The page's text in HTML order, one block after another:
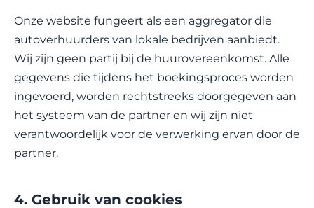
Onze website fungeert als een aggregator die
autoverhuurders van lokale bedrijven aanbiedt.
Wij zijn geen partij bij de huurovereenkomst. Alle
gegevens die tijdens het boekingsproces worden
ingevoerd, worden rechtstreeks doorgegeven aan
het systeem van de partner en wij zijn niet
verantwoordelijk voor de verwerking ervan door de
partner.
4. Gebruik van cookies